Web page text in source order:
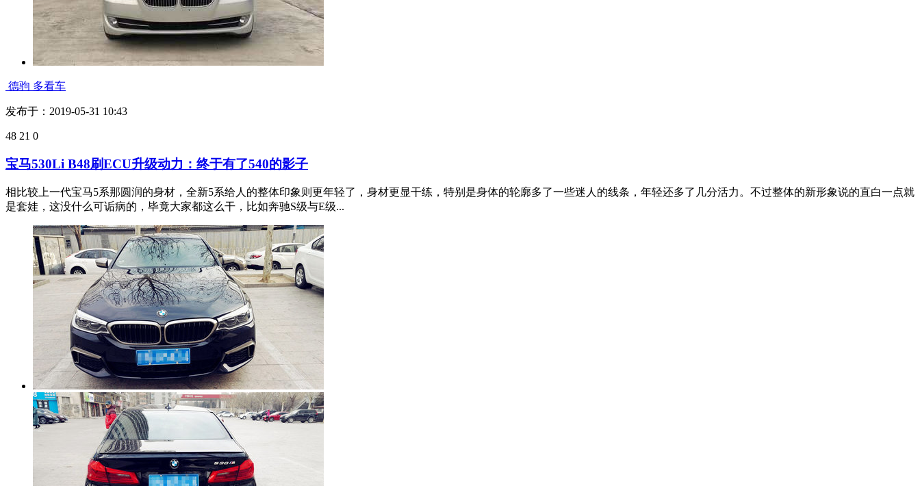
德驹 多看车
发布于：2019-05-31 10:43
48 21 0
宝马530Li B48刷ECU升级动力：终于有了540的影子
相比较上一代宝马5系那圆润的身材，全新5系给人的整体印象则更年轻了，身材更显干练，特别是身体的轮廓多了一些迷人的线条，年轻还多了几分活力。不过整体的新形象说的直白一点就
是套娃，这没什么可诟病的，毕竟大家都这么干，比如奔驰S级与E级...